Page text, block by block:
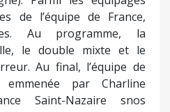
de l’équipe de France,
Au programme, la
le double mixte et le
Au final, l’équipe de
par Charline
Saint-Nazaire snos